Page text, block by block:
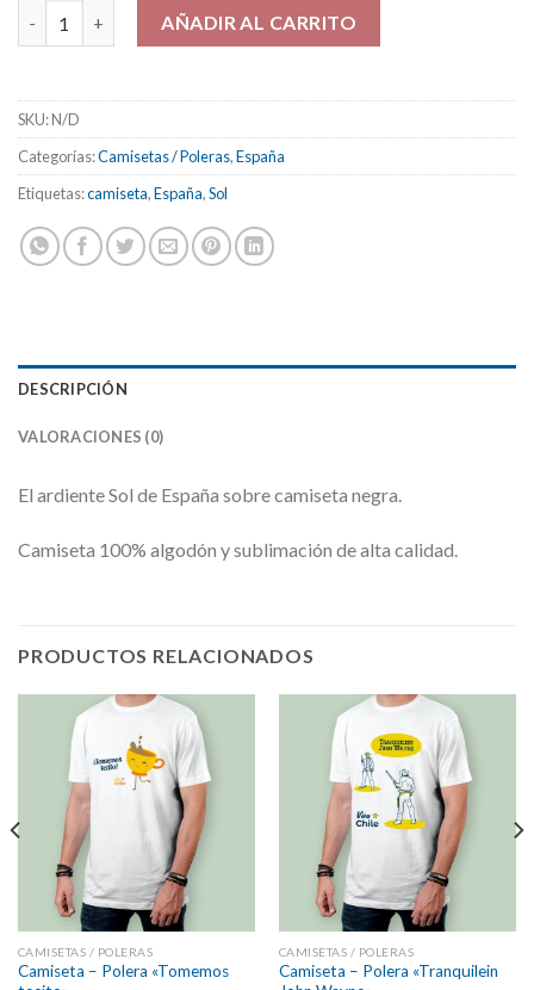
Camiseta - Polera "Spain Sun (negra)" cantidad
AÑADIR AL CARRITO
SKU:N/D
Categorías:Camisetas / Poleras,España
Etiquetas:camiseta,España,Sol
DESCRIPCIÓN
VALORACIONES (0)
El ardiente Sol de España sobre camiseta negra.
Camiseta 100% algodón y sublimación de alta calidad.
PRODUCTOS RELACIONADOS
CAMISETAS / POLERAS
Camiseta – Polera «Tomemos
CAMISETAS / POLERAS
Camiseta – Polera «Tranquilein